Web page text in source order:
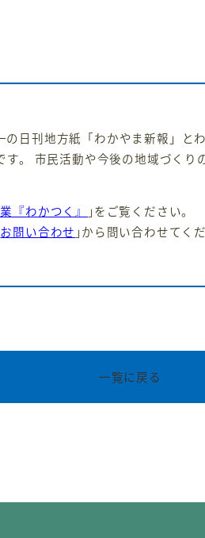
の日刊地方紙「わかやま新報」と
す。 市民活動や今後の地域づくり
『わかつく』
｣をご覧ください。
お問い合わせ ｣から問い合わせてくだ
一覧に戻る